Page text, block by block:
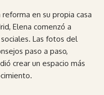
en su propia casa
Elena comenzó a
Las fotos del
paso a paso,
crear un espacio más